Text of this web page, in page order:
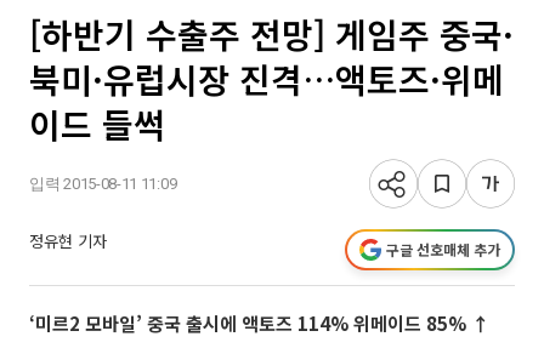
[하반기 수출주 전망] 게임주 중국·
북미·유럽시장 진격…액토즈·위메
이드 들썩
입력 2015-08-11 11:09
정유현 기자 구글 선호매체 추가
‘미르2 모바일’ 중국 출시에 액토즈 114% 위메이드 85% ↑